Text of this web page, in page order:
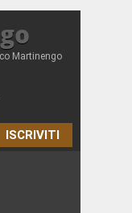
Martinengo
ISCRIVITI